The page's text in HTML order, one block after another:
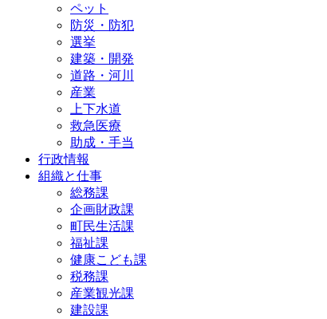
ペット
防災・防犯
選挙
建築・開発
道路・河川
産業
上下水道
救急医療
助成・手当
行政情報
組織と仕事
総務課
企画財政課
町民生活課
福祉課
健康こども課
税務課
産業観光課
建設課